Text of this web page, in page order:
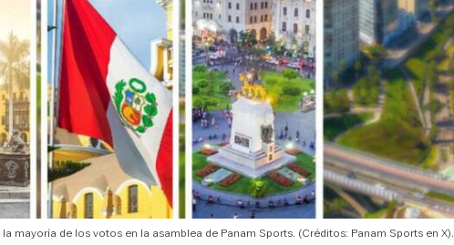
mayoría de los votos en la asamblea de Panam Sports. (Créditos: Panam Sports en X).